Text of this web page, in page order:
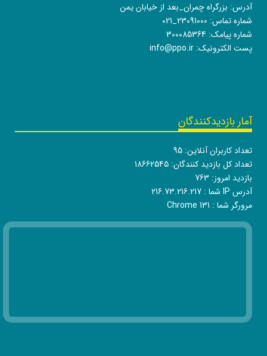
آدرس: بزرگراه چمران_بعد از خیابان یمن
شماره تماس: 021_23091000
شماره پیامک: 300085364
پست الکترونیک: info@ppo.ir
آمار بازدیدکنندگان
تعداد کاربران آنلاین: 95
تعداد کل بازدید کنندگان: 18662545
بازدید امروز: 763
آدرس IP شما :
216.73.216.217
مرورگر شما : Chrome 131